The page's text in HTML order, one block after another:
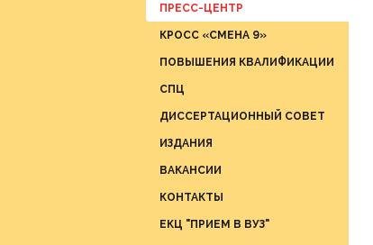
ПРЕСС-ЦЕНТР
КРОСС «СМЕНА 9»
ПОВЫШЕНИЯ КВАЛИФИКАЦИИ
СПЦ
ДИССЕРТАЦИОННЫЙ СОВЕТ
ИЗДАНИЯ
ВАКАНСИИ
КОНТАКТЫ
ЕКЦ "ПРИЕМ В ВУЗ"